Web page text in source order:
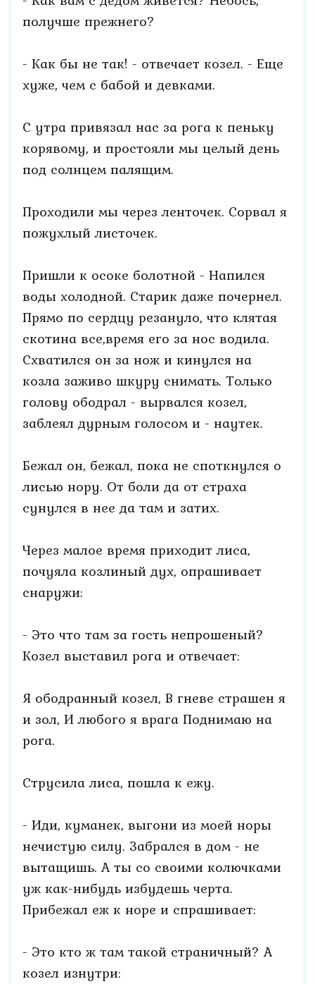
получше прежнего?
- Как бы не так! - отвечает козел. - Еще
хуже, чем с бабой и девками.
С утра привязал нас за рога к пеньку
корявому, и простояли мы целый день
под солнцем палящим.
Проходили мы через ленточек. Сорвал я
пожухлый листочек.
Пришли к осоке болотной - Напился
воды холодной. Старик даже почернел.
Прямо по сердцу резануло, что клятая
скотина все,время его за нос водила.
Схватился он за нож и кинулся на
козла заживо шкуру снимать. Только
голову ободрал - вырвался козел,
заблеял дурным голосом и - наутек.
Бежал он, бежал, пока не споткнулся о
лисью нору. От боли да от страха
сунулся в нее да там и затих.
Через малое время приходит лиса,
почуяла козлиный дух, опрашивает
снаружи:
- Это что там за гость непрошеный?
Козел выставил рога и отвечает:
Я ободранный козел, В гневе страшен я
и зол, И любого я врага Поднимаю на
рога.
Струсила лиса, пошла к ежу.
- Иди, куманек, выгони из моей норы
нечистую силу. Забрался в дом - не
вытащишь. А ты со своими колючками
уж как-нибудь избудешь черта.
Прибежал еж к норе и спрашивает:
- Это кто ж там такой страничный? А
козел изнутри: